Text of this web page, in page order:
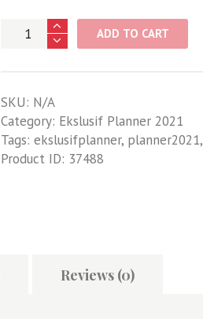
Quantity ADD TO CART
SKU: N/A
Category: Ekslusif Planner 2021
Tags: ekslusifplanner, planner2021,
Product ID: 37488
Reviews (0)